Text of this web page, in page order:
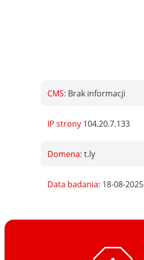
CMS: Brak informacji
IP strony 104.20.7.133
Domena:t.ly
Data badania: 18-08-2025